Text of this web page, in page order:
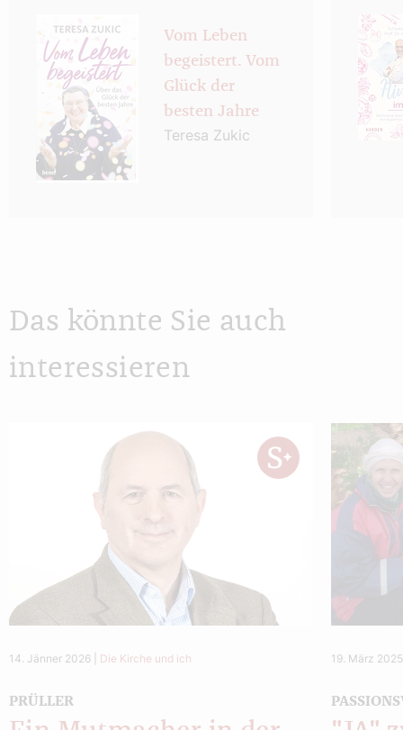
Vom Leben
begeistert. Vom
Glück der
besten Jahre
Teresa Zukic
Das könnte Sie auch
interessieren
14. Jänner 2026 Die Kirche und ich
PRÜLLER
19. März 2025